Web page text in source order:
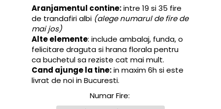
Aranjamentul contine:intre 19 si 35 fire
de trandafiri albi (alege numarul de fire de
mai jos)
Alte elemente: include ambalaj, funda, o
felicitare draguta si hrana florala pentru
ca buchetul sa reziste cat mai mult.
Cand ajunge la tine:in maxim 6h si este
livrat de noi in Bucuresti.
Numar Fire: